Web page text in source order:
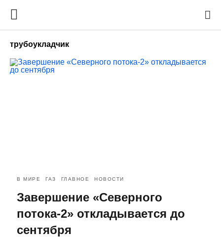
трубоукладчик
В МИРЕ ГАЗ ГЛАВНОЕ НОВОСТИ
Завершение «Северного
потока-2» откладывается до
сентября